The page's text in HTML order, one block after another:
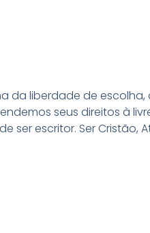
da liberdade de escolha,
seus direitos à
ser escritor. Ser Cristão,